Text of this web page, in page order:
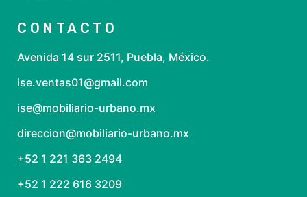
CONTACTO
Avenida 14 sur 2511, Puebla, México.
ise.ventas01@gmail.com
ise@mobiliario-urbano.mx
direccion@mobiliario-urbano.mx
+52 1 221 363 2494
+52 1 222 616 3209